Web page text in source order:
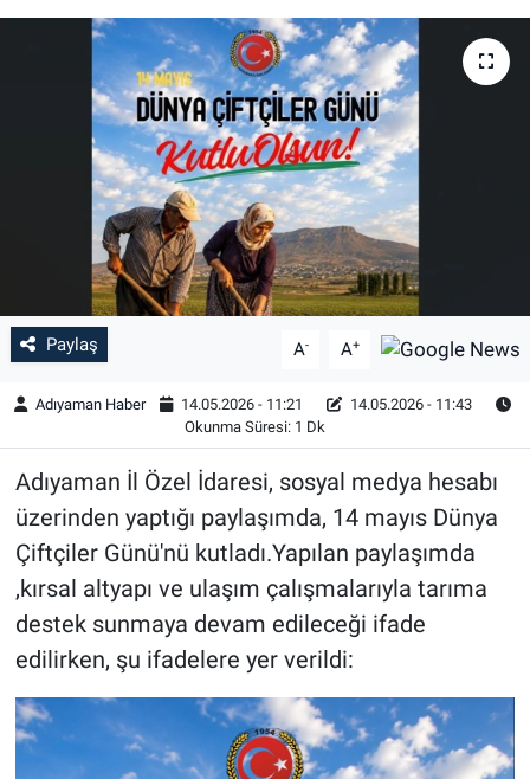
Paylaş A- A+
Adıyaman Haber 14.05.2026 - 11:21
14.05.2026 - 11:43
Okunma Süresi: 1 Dk
Adıyaman İl Özel İdaresi, sosyal medya hesabı
üzerinden yaptığı paylaşımda, 14 mayıs Dünya
Çiftçiler Günü'nü kutladı.Yapılan paylaşımda
,kırsal altyapı ve ulaşım çalışmalarıyla tarıma
destek sunmaya devam edileceği ifade
edilirken, şu ifadelere yer verildi:
Özel Haber
Kültür Sanat
Eğitim
Ekonomi
Yaşam
Çevre
Şambayat Haber